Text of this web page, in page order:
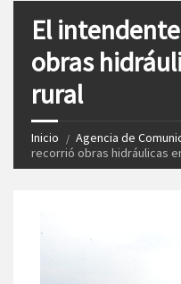
El
obras
rural
Inicio Agencia de
recorrió obras hidráulicas